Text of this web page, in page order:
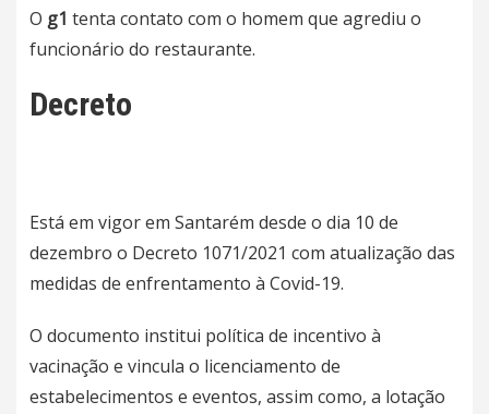
O g1 tenta contato com o homem que agrediu o
funcionário do restaurante.
Decreto
Está em vigor em Santarém desde o dia 10 de
dezembro o Decreto 1071/2021 com atualização das
medidas de enfrentamento à Covid-19.
O documento institui política de incentivo à
vacinação e vincula o licenciamento de
estabelecimentos e eventos, assim como, a lotação